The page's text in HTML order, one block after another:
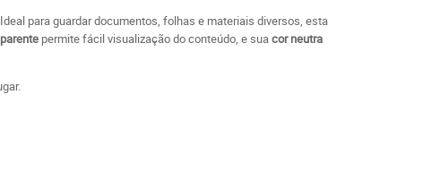
para guardar documentos, folhas e materiais diversos, esta
permite fácil visualização do conteúdo, e suacor neutra